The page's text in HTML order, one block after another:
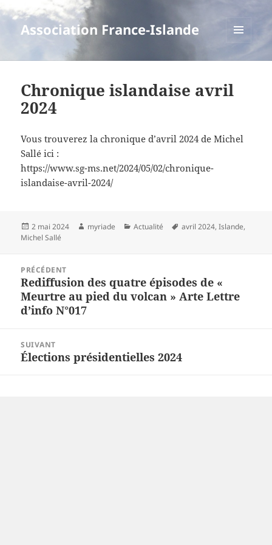
Association France-Islande
Chronique islandaise avril
2024
Vous trouverez la chronique d’avril 2024 de Michel
Sallé ici :
https://www.sg-ms.net/2024/05/02/chronique-
islandaise-avril-2024/
Publié
le
2 mai 2024 Auteur
myriade Catégories
Actualité
Mots-
avril 2024,Islande,
Michel Sallé
l’article
PRÉCÉDENT
Article
précédent :
Rediffusion des quatre épisodes de «
Meurtre au pied du volcan » Arte Lettre
d’info N°017
SUIVANT
Article
Élections présidentielles 2024